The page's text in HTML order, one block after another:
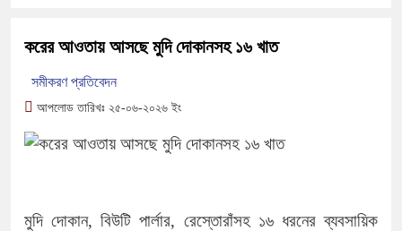
করের আওতায় আসছে মুদি দোকানসহ ১৬ খাত
সমীকরণ প্রতিবেদন
আপলোড তারিখঃ ২৫-০৬-২০২৬ ইং
মুদি দোকান, বিউটি পার্লার, রেস্তোরাঁসহ ১৬ ধরনের ব্যবসায়িক